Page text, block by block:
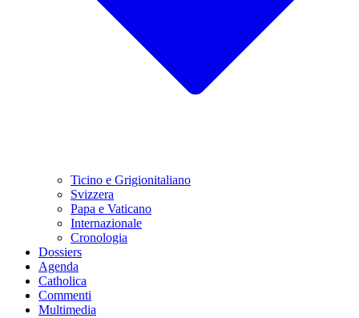
Ticino e Grigionitaliano
Svizzera
Papa e Vaticano
Internazionale
Cronologia
Dossiers
Agenda
Catholica
Commenti
Multimedia